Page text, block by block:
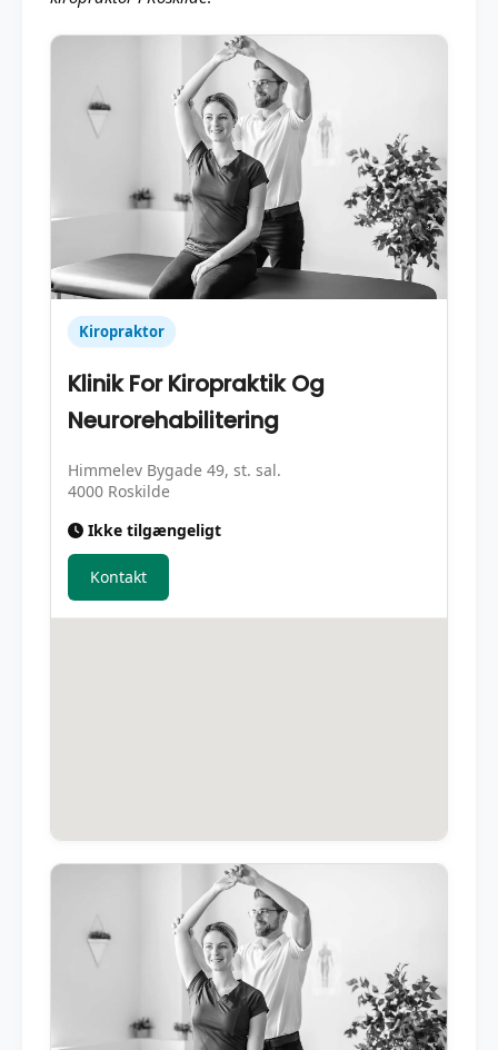
Kiropraktor
Klinik For Kiropraktik Og
Neurorehabilitering
Himmelev Bygade 49, st. sal.
4000 Roskilde
Ikke tilgængeligt
Kontakt